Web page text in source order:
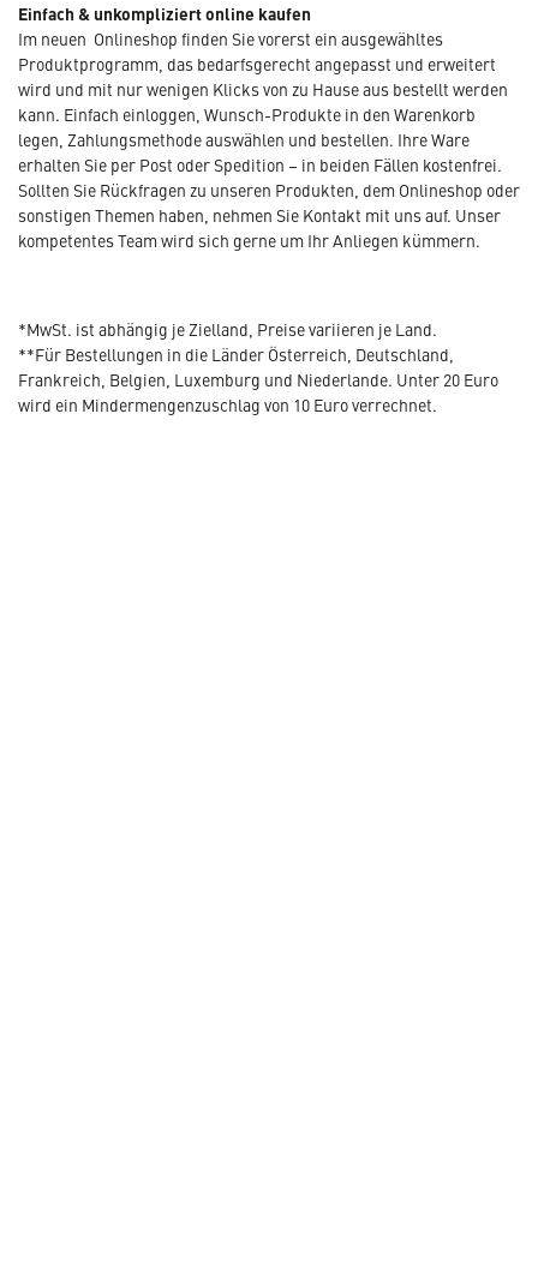
Einfach & unkompliziert online kaufen
Im neuen Onlineshop finden Sie vorerst ein ausgewähltes
Produktprogramm, das bedarfsgerecht angepasst und erweitert
wird und mit nur wenigen Klicks von zu Hause aus bestellt werden
kann. Einfach einloggen, Wunsch-Produkte in den Warenkorb
legen, Zahlungsmethode auswählen und bestellen. Ihre Ware
erhalten Sie per Post oder Spedition – in beiden Fällen kostenfrei.
Sollten Sie Rückfragen zu unseren Produkten, dem Onlineshop oder
sonstigen Themen haben, nehmen Sie Kontakt mit uns auf. Unser
kompetentes Team wird sich gerne um Ihr Anliegen kümmern.
*MwSt. ist abhängig je Zielland, Preise variieren je Land.
**Für Bestellungen in die Länder Österreich, Deutschland,
Frankreich, Belgien, Luxemburg und Niederlande. Unter 20 Euro
wird ein Mindermengenzuschlag von 10 Euro verrechnet.